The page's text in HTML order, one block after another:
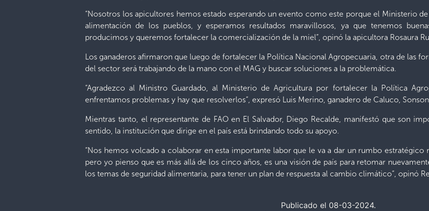
“Nosotros los apicultores hemos estado esperando un evento como este porque el Ministerio
alimentación de los pueblos, y esperamos resultados maravillosos, ya que tenemos
producimos y queremos fortalecer la comercialización de la miel”, opinó la apicultora Rosaura
Los ganaderos afirmaron que luego de fortalecer la Política Nacional Agropecuaria, otra de las
del sector será trabajando de la mano con el MAG y buscar soluciones a la problemática.
“Agradezco al Ministro Guardado, al Ministerio de Agricultura por fortalecer la Política
enfrentamos problemas y hay que resolverlos”, expresó Luis Merino, ganadero de Caluco,
Mientras tanto, el representante de FAO en El Salvador, Diego Recalde, manifestó que son
sentido, la institución que dirige en el país está brindando todo su apoyo.
“Nos hemos volcado a colaborar en esta importante labor que le va a dar un rumbo
pero yo pienso que es más allá de los cinco años, es una visión de país para retomar
los temas de seguridad alimentaria, para tener un plan de respuesta al cambio climático”, opinó
Publicado el 08-03-2024.